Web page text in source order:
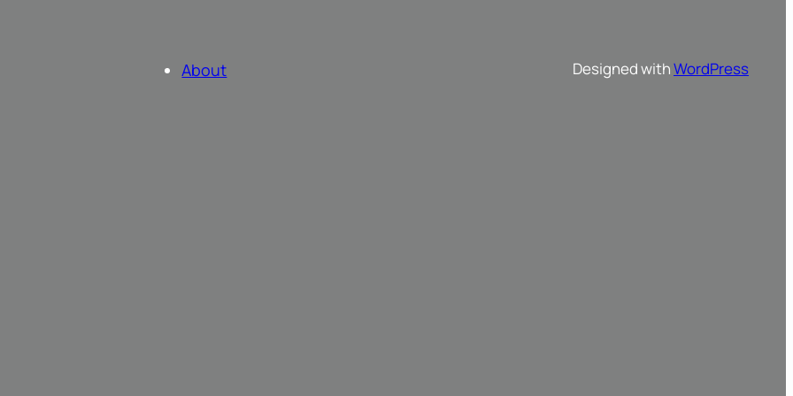
About Designed withWordPress